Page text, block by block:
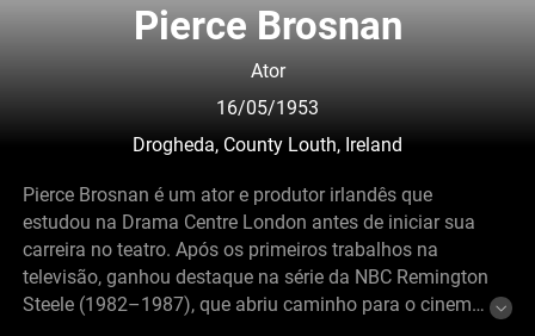
Pierce Brosnan
Ator
16/05/1953
Drogheda, County Louth, Ireland
Pierce Brosnan é um ator e produtor irlandês que
estudou na Drama Centre London antes de iniciar sua
carreira no teatro. Após os primeiros trabalhos na
televisão, ganhou destaque na série da NBC Remington
Steele (1982–1987), que abriu caminho para o cinema